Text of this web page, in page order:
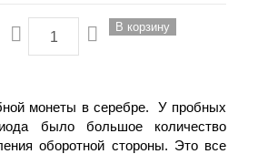
монеты в серебре.
У пробных
было большое количество
оборотной стороны. Это все